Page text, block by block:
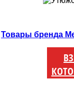
Товары бренда